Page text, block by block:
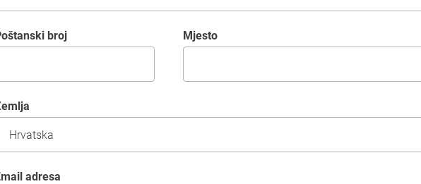
Poštanski broj Mjesto
Zemlja
Email adresa